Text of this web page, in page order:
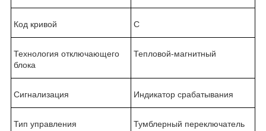
Код кривой С
Технология отключающего
блока
Тепловой-магнитный
Сигнализация Индикатор срабатывания
Тип управления Тумблерный переключатель